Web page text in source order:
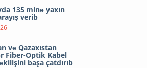
135 minə yaxın
verib
və Qazaxıstan
Fiber-Optik Kabel
başa çatdırıb